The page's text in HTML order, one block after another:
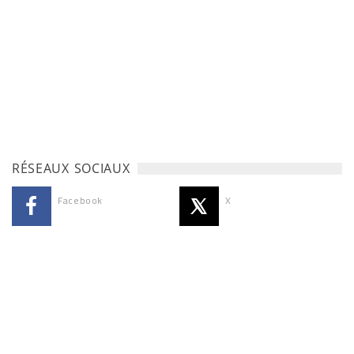
RÉSEAUX SOCIAUX
Facebook X